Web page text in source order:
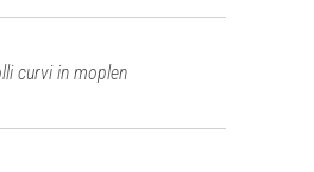
curvi in moplen